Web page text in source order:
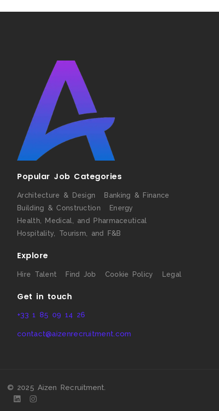
Popular Job Categories
Architecture & Design
Banking & Finance
Building & Construction
Energy
Health, Medical, and Pharmaceutical
Hospitality, Tourism, and F&B
Explore
Hire Talent Find Job Cookie Policy Legal
Get in touch
+33 1 85 09 14 26
contact@aizenrecruitment.com
© 2025 Aizen Recruitment.